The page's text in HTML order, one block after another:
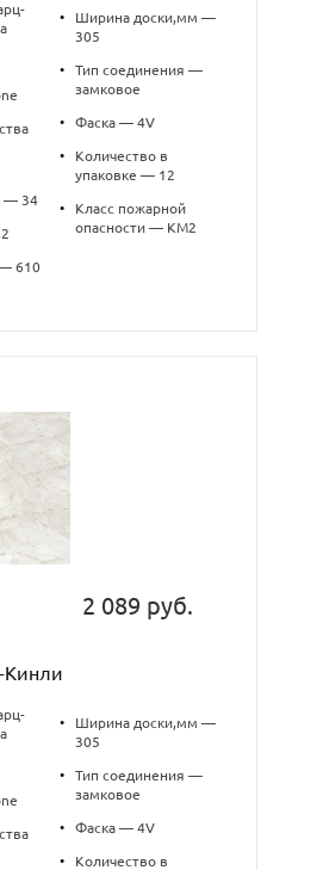
— 34
610
•
Ширина доски,мм —
305
•
Тип соединения —
замковое
• Фаска — 4V
•
Количество в
упаковке — 12
•
Класс пожарной
опасности — КМ2
2 089 руб.
Кинли
•
Ширина доски,мм —
305
•
Тип соединения —
замковое
• Фаска — 4V
•
Количество в